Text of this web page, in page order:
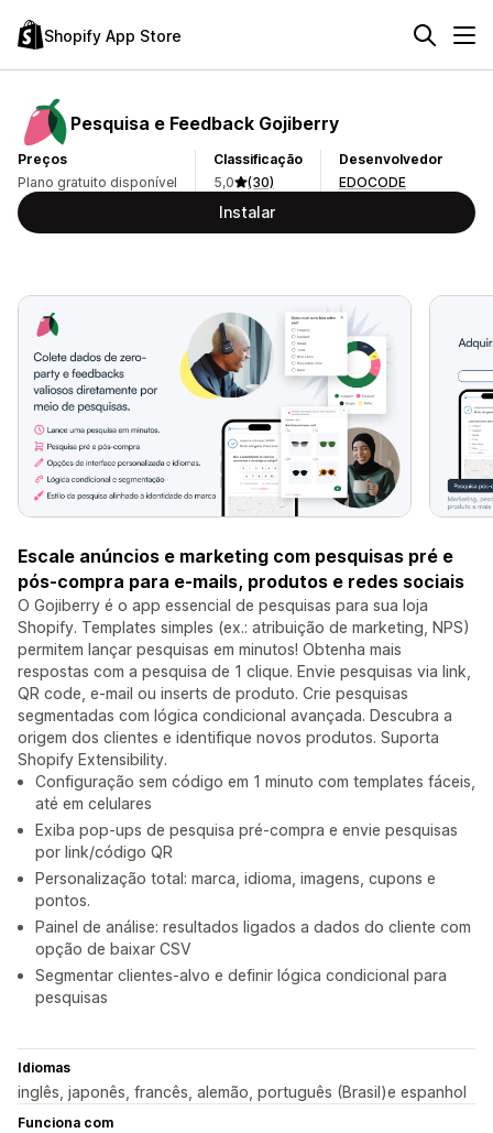
Shopify App Store
Pesquisa e Feedback Gojiberry
Preços
Plano gratuito disponível
Classificação
5,0
(30)
Desenvolvedor
EDOCODE
Instalar
Escale anúncios e marketing com pesquisas pré e
pós-compra para e-mails, produtos e redes sociais
O Gojiberry é o app essencial de pesquisas para sua loja
Shopify. Templates simples (ex.: atribuição de marketing, NPS)
permitem lançar pesquisas em minutos! Obtenha mais
respostas com a pesquisa de 1 clique. Envie pesquisas via link,
QR code, e-mail ou inserts de produto. Crie pesquisas
segmentadas com lógica condicional avançada. Descubra a
origem dos clientes e identifique novos produtos. Suporta
Shopify Extensibility.
Configuração sem código em 1 minuto com templates fáceis,
até em celulares
Exiba pop-ups de pesquisa pré-compra e envie pesquisas
por link/código QR
Personalização total: marca, idioma, imagens, cupons e
pontos.
Painel de análise: resultados ligados a dados do cliente com
opção de baixar CSV
Segmentar clientes-alvo e definir lógica condicional para
pesquisas
Idiomas
inglês, japonês, francês, alemão, português (Brasil)e espanhol
Funciona com